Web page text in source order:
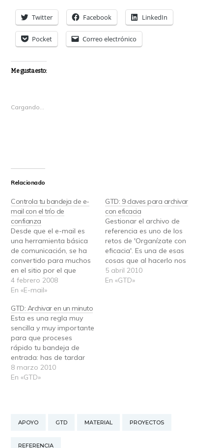
Twitter Facebook LinkedIn
Pocket Correo electrónico
Me gusta esto:
Cargando...
Relacionado
Controla tu bandeja de e-
mail con el trío de
confianza
Desde que el e-mail es
una herramienta básica
de comunicación, se ha
convertido para muchos
en el sitio por el que
recibimos la mayoría de
información relacionada
conviene tener
controlado cada
mensaje. Seguramente
habremos empezado
creando carpetas para
los mensajes prioritarios.
Después para cada área.
…
4 febrero 2008
En «E-mail»
GTD: 9 claves para archivar
con eficacia
Gestionar el archivo de
referencia es uno de los
retos de 'Organízate con
eficacia'. Es una de esas
cosas que al hacerlo nos
cuesta ver el beneficio,
pero agradecemos
5 abril 2010
En «GTD»
GTD: Archivar en un minuto
Esta es una regla muy
sencilla y muy importante
para que proceses
rápido tu bandeja de
entrada: has de tardar
menos de un minuto en
archivar el material de
a tu archivo, vas…
8 marzo 2010
En «GTD»
APOYO GTD MATERIAL PROYECTOS
REFERENCIA